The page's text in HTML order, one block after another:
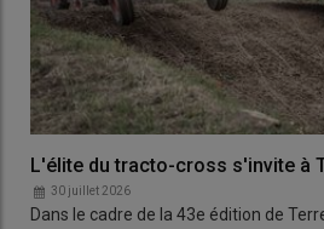
L'élite du tracto-cross s'invite à
30 juillet 2026
Dans le cadre de la 43e édition de